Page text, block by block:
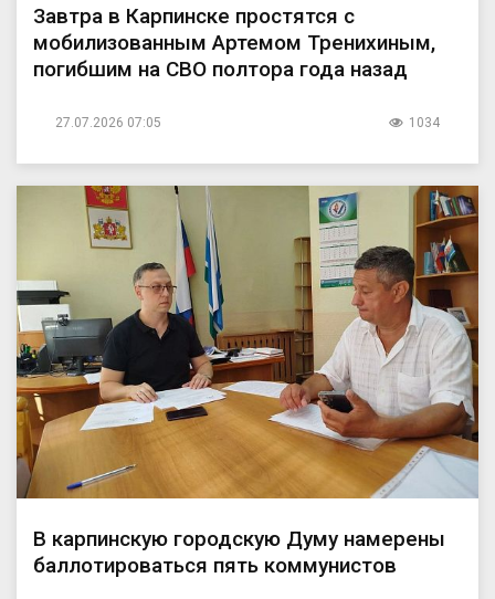
Завтра в Карпинске простятся с
мобилизованным Артемом Тренихиным,
погибшим на СВО полтора года назад
27.07.2026 07:05 1034
В карпинскую городскую Думу намерены
баллотироваться пять коммунистов